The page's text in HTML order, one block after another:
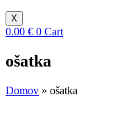
X
0.00 € 0 Cart
ošatka
Domov » ošatka